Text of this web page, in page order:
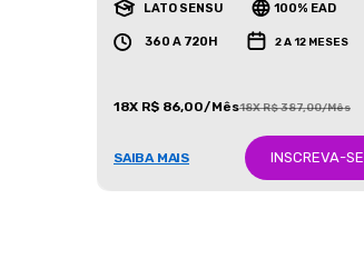
LATO SENSU 100% EAD
360 A 720H 2 A 12 MESES
18X R$ 86,00/Mês18X R$ 387,00/Mês
SAIBA MAIS INSCREVA-SE